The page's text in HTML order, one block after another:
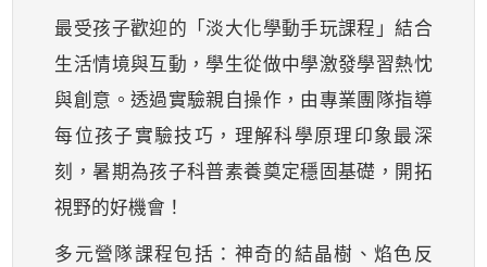
最受孩子歡迎的「淡大化學動手玩課程」結合
生活情境與互動，學生從做中學激發學習熱忱
與創意。透過實驗親自操作，由專業團隊指導
每位孩子實驗技巧，理解科學原理印象最深
刻，暑期為孩子科普素養奠定穩固基礎，開拓
視野的好機會！
多元營隊課程包括：神奇的結晶樹、焰色反